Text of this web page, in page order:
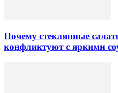
Почему стеклянные
конфликтуют с яркими